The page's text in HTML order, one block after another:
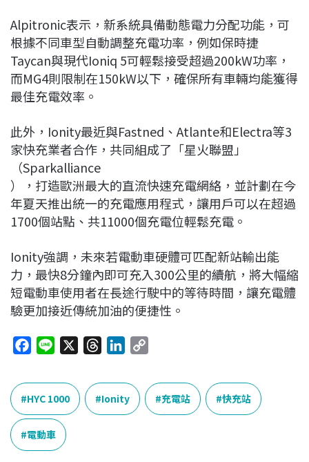
Alpitronic表示，新系統具備動態電力分配功能，可
根據不同車型自動調整充電功率，例如保時捷
Taycan與現代Ioniq 5可輕鬆接受超過200kW功率，
而MG4則限制在150kW以下，確保所有車輛均能獲得
最佳充電效率。
此外，Ionity最近與Fastned、Atlante和Electra等3
家快充業者合作，共同組成了「星火聯盟」
（Sparkalliance
），打造歐洲最大的直流快速充電網絡，並計劃在今
年夏天推出統一的充電應用程式，讓用戶可以在超過
1700個站點、共11000個充電位輕鬆充電。
Ionity強調，未來若電動車硬體可匹配新站輸出能
力，最快8分鐘內即可充入300公里的續航，將大幅縮
短電動車使用者在長途行駛中的等待時間，讓充電體
驗更加接近傳統加油的便捷性。
c
e
b
o
o
n
e
r
e
a
n
k
e
p
L
HYC 1000 Ionity 充電站 快充站
電動車